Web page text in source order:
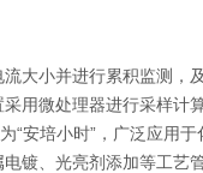
大小并进行累积监测，
用微处理器进行采样计
培小时”，广泛应用于
镀、光亮剂添加等工艺